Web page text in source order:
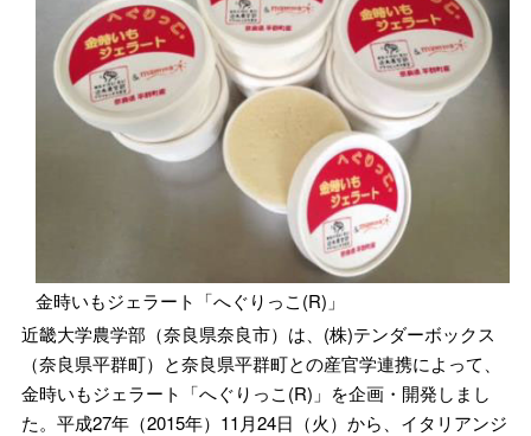
金時いもジェラート「へぐりっこ(R)」
近畿大学農学部（奈良県奈良市）は、(株)テンダーボックス
（奈良県平群町）と奈良県平群町との産官学連携によって、
金時いもジェラート「へぐりっこ(R)」を企画・開発しまし
た。平成27年（2015年）11月24日（火）から、イタリアンジ